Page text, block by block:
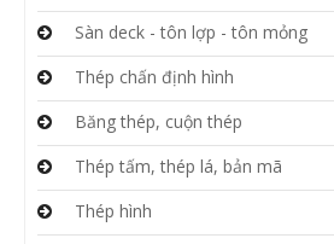
Sàn deck - tôn lợp - tôn mỏng
Thép chấn định hình
Băng thép, cuộn thép
Thép tấm, thép lá, bản mã
Thép hình